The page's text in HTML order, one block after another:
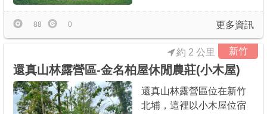
更多資訊
88 0
新竹
還真山林露營區-金名柏屋休閒農莊(小木屋)
約 2 公里
還真山林露營區位在新竹
北埔，這裡以小木屋位宿